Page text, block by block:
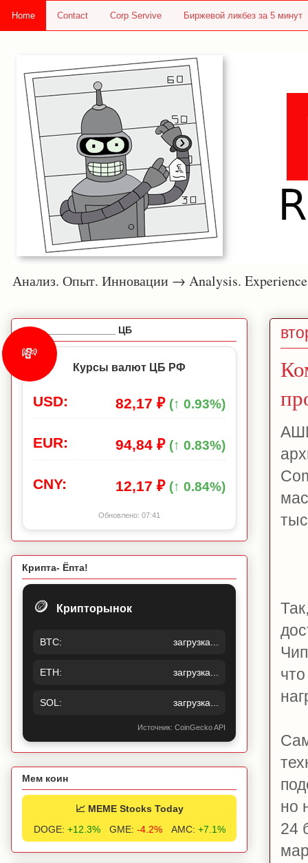
Home Contact Corp Servive Биржевой ликбез за 5 минут
Анализ. Опыт. Инновации → Analysis.
но
24
_________________ ЦБ
💸
Курсы валют ЦБ РФ
USD: 82,17 ₽ (↑ 0.93%)
EUR: 94,84 ₽ (↑ 0.83%)
CNY: 12,17 ₽ (↑ 0.84%)
Обновлено: 07:41
Крипта- Ёпта!
🪙 Крипторынок
BTC: загрузка...
ETH: загрузка...
SOL: загрузка...
Источник: CoinGecko API
Мем коин
📈 MEME Stocks Today
DOGE: +12.3% GME: -4.2% AMC: +7.1%